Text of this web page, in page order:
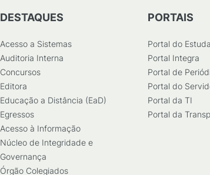
DESTAQUES
Acesso a Sistemas
Auditoria Interna
Concursos
Editora
Educação a Distância (EaD)
Egressos
Acesso à Informação
Núcleo de Integridade e
Governança
Órgão Colegiados
PORTAIS
Portal do
Portal Integra
Portal de
Portal do
Portal da TI
Portal da